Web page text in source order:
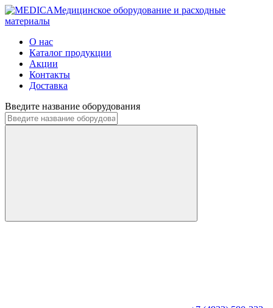
Медицинское оборудование и расходные
материалы
О нас
Каталог продукции
Акции
Контакты
Доставка
Введите название оборудования